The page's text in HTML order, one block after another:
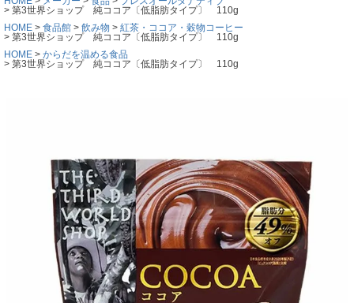
第3世界ショップ 純ココア〔低脂肪タイプ〕 110g
HOME
食品館 飲み物
紅茶・ココア・穀物コーヒー
第3世界ショップ 純ココア〔低脂肪タイプ〕 110g
HOME
からだを温める食品
第3世界ショップ 純ココア〔低脂肪タイプ〕 110g